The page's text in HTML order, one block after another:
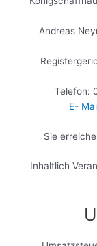
Andreas
Telefon:
E-
Sie
Inhaltlich